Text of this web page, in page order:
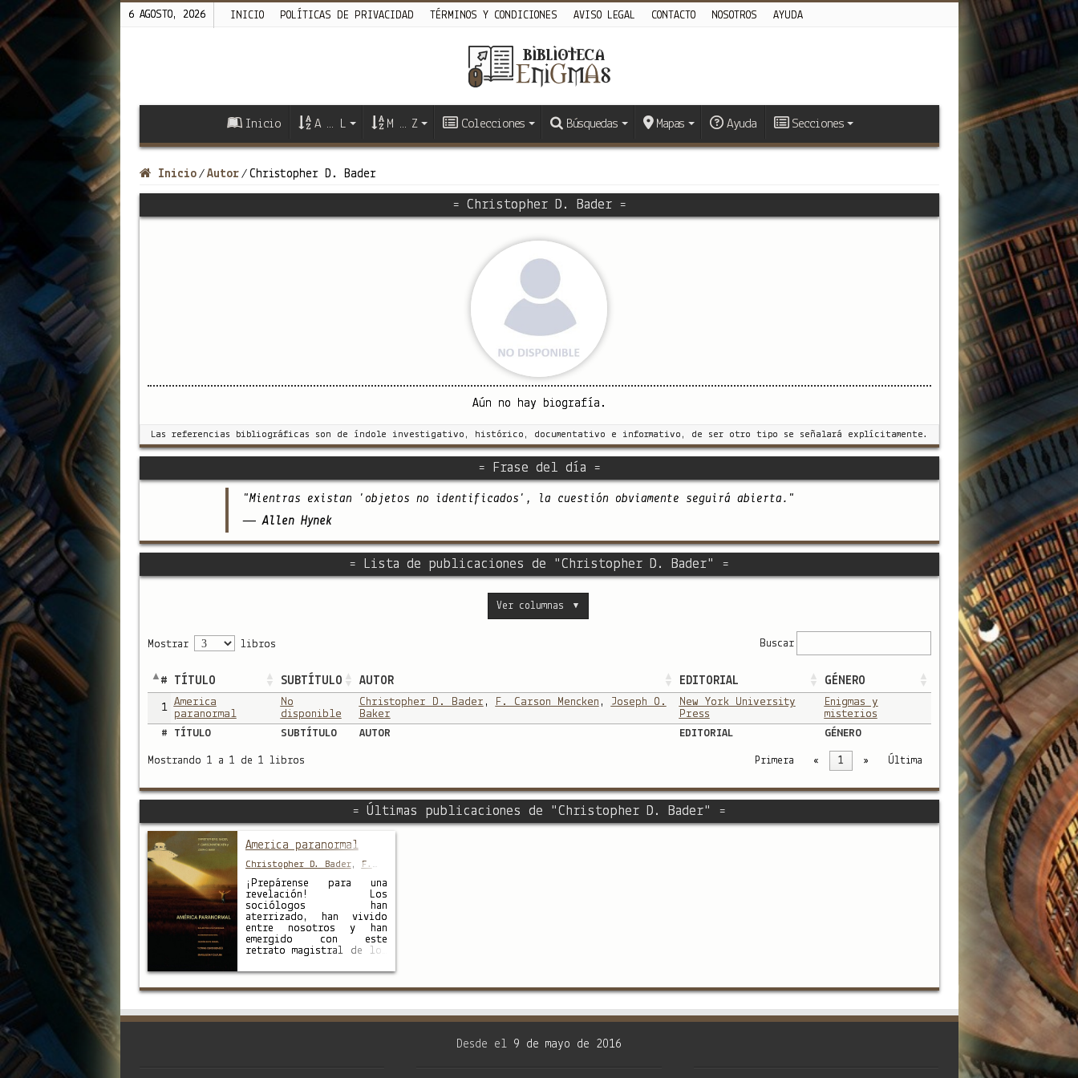
6 AGOSTO, 2026 INICIO POLÍTICAS DE PRIVACIDAD TÉRMINOS Y CONDICIONES AVISO LEGAL CONTACTO NOSOTROS AYUDA
Inicio A … L M … Z Colecciones Búsquedas Mapas Ayuda Secciones
Inicio / Autor / Christopher D. Bader
= Christopher D. Bader =
Aún no hay biografía.
Las referencias bibliográficas son de índole investigativo, histórico, documentativo e informativo, de ser otro tipo se señalará explícitamente.
= Frase del día =
"Mientras existan 'objetos no identificados', la cuestión obviamente seguirá abierta."
— Allen Hynek
= Lista de publicaciones de "Christopher D. Bader" =
Ver columnas ▼
Mostrar libros Buscar
# TÍTULO SUBTÍTULO AUTOR EDITORIAL GÉNERO
1 America
paranormal
No
disponible
Christopher D. Bader , F. Carson Mencken , Joseph O.
Baker
New York University
Press
Enigmas y
misterios
#
TÍTULO SUBTÍTULO AUTOR EDITORIAL GÉNERO
Mostrando 1 a 1 de 1 libros Primera « 1 » Última
= Últimas publicaciones de "Christopher D. Bader" =
America paranormal
Christopher D. Bader,
F.
Baker
¡Prepárense para una
revelación! Los
sociólogos han
aterrizado, han vivido
entre nosotros y han
emergido con este
retrato magistral de los
paranormales. Han
personas, han asistido a
convenciones de ovnis,
han frecuentado ferias
Desde el 9 de mayo de 2016